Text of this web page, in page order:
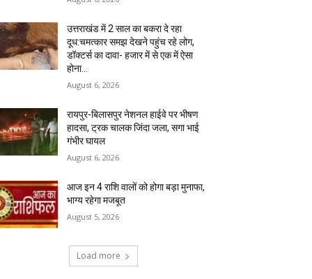
उत्तराखंड में 2 साल का बकरा दे रहा
दूध:चमत्कार समझ देखने पहुंच रहे लोग,
डॉक्टर्स का दावा- हजार में से एक में ऐसा
होना...
August 6, 2026
रायपुर-बिलासपुर नेशनल हाईवे पर भीषण
हादसा, ट्रक चालक जिंदा जला, सगा भाई
गंभीर घायल
August 6, 2026
आज इन 4 राशि वालों को होगा बड़ा मुनाफा,
भाग्य रहेगा मजबूत
August 5, 2026
Load more